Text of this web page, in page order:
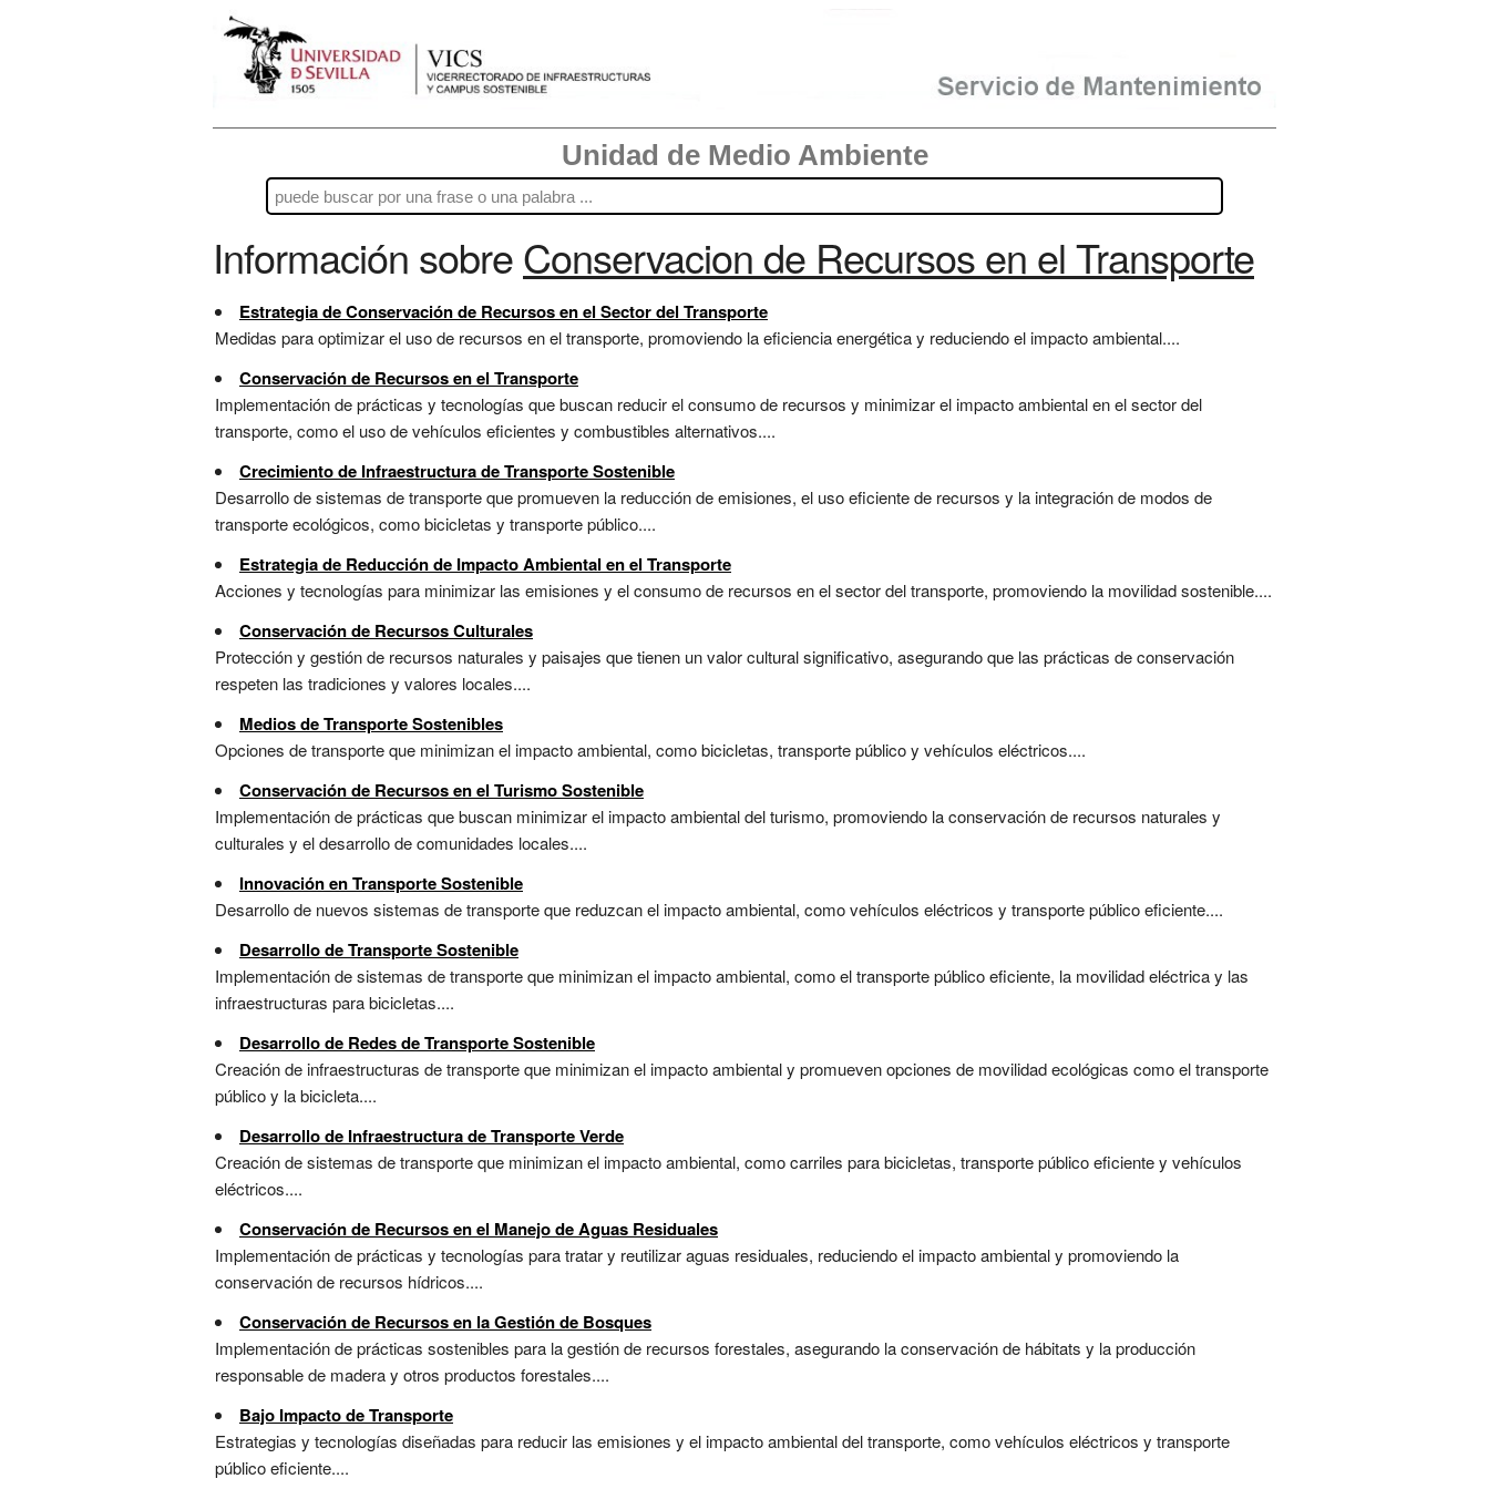
Unidad de Medio Ambiente
Información sobreConservacion de Recursos en el Transporte
Estrategia de Conservación de Recursos en el Sector del Transporte
Medidas para optimizar el uso de recursos en el transporte, promoviendo la eficiencia energética y reduciendo el impacto ambiental....
Conservación de Recursos en el Transporte
Implementación de prácticas y tecnologías que buscan reducir el consumo de recursos y minimizar el impacto ambiental en el sector del
transporte, como el uso de vehículos eficientes y combustibles alternativos....
Crecimiento de Infraestructura de Transporte Sostenible
Desarrollo de sistemas de transporte que promueven la reducción de emisiones, el uso eficiente de recursos y la integración de modos de
transporte ecológicos, como bicicletas y transporte público....
Estrategia de Reducción de Impacto Ambiental en el Transporte
Acciones y tecnologías para minimizar las emisiones y el consumo de recursos en el sector del transporte, promoviendo la movilidad sostenible....
Conservación de Recursos Culturales
Protección y gestión de recursos naturales y paisajes que tienen un valor cultural significativo, asegurando que las prácticas de conservación
respeten las tradiciones y valores locales....
Medios de Transporte Sostenibles
Opciones de transporte que minimizan el impacto ambiental, como bicicletas, transporte público y vehículos eléctricos....
Conservación de Recursos en el Turismo Sostenible
Implementación de prácticas que buscan minimizar el impacto ambiental del turismo, promoviendo la conservación de recursos naturales y
culturales y el desarrollo de comunidades locales....
Innovación en Transporte Sostenible
Desarrollo de nuevos sistemas de transporte que reduzcan el impacto ambiental, como vehículos eléctricos y transporte público eficiente....
Desarrollo de Transporte Sostenible
Implementación de sistemas de transporte que minimizan el impacto ambiental, como el transporte público eficiente, la movilidad eléctrica y las
infraestructuras para bicicletas....
Desarrollo de Redes de Transporte Sostenible
Creación de infraestructuras de transporte que minimizan el impacto ambiental y promueven opciones de movilidad ecológicas como el transporte
público y la bicicleta....
Desarrollo de Infraestructura de Transporte Verde
Creación de sistemas de transporte que minimizan el impacto ambiental, como carriles para bicicletas, transporte público eficiente y vehículos
eléctricos....
Conservación de Recursos en el Manejo de Aguas Residuales
Implementación de prácticas y tecnologías para tratar y reutilizar aguas residuales, reduciendo el impacto ambiental y promoviendo la
conservación de recursos hídricos....
Conservación de Recursos en la Gestión de Bosques
Implementación de prácticas sostenibles para la gestión de recursos forestales, asegurando la conservación de hábitats y la producción
responsable de madera y otros productos forestales....
Bajo Impacto de Transporte
Estrategias y tecnologías diseñadas para reducir las emisiones y el impacto ambiental del transporte, como vehículos eléctricos y transporte
público eficiente....